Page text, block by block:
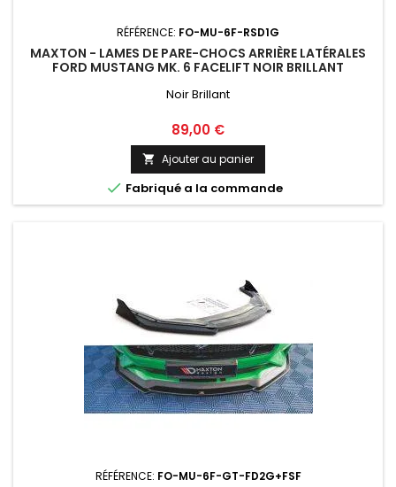
RÉFÉRENCE: FO-MU-6F-RSD1G
MAXTON - LAMES DE PARE-CHOCS ARRIÈRE LATÉRALES
FORD MUSTANG MK. 6 FACELIFT NOIR BRILLANT
Noir Brillant
Prix
89,00 €
 Ajouter au panier
 Fabriqué a la commande
RÉFÉRENCE: FO-MU-6F-GT-FD2G+FSF